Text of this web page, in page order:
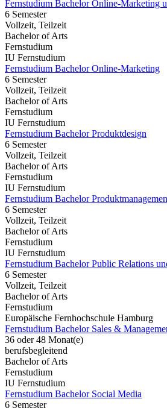
Fernstudium Bachelor Online-Marketing
6 Semester
Vollzeit, Teilzeit
Bachelor of Arts
Fernstudium
IU Fernstudium
Fernstudium Bachelor Online-Marketing
6 Semester
Vollzeit, Teilzeit
Bachelor of Arts
Fernstudium
IU Fernstudium
Fernstudium Bachelor Produktdesign
6 Semester
Vollzeit, Teilzeit
Bachelor of Arts
Fernstudium
IU Fernstudium
Fernstudium Bachelor
6 Semester
Vollzeit, Teilzeit
Bachelor of Arts
Fernstudium
IU Fernstudium
Fernstudium Bachelor Public Relations
6 Semester
Vollzeit, Teilzeit
Bachelor of Arts
Fernstudium
Europäische Fernhochschule Hamburg
Fernstudium Bachelor Sales &
36 oder 48 Monat(e)
berufsbegleitend
Bachelor of Arts
Fernstudium
IU Fernstudium
Fernstudium Bachelor Social Media
6 Semester